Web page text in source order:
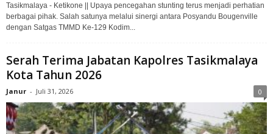
Tasikmalaya - Ketikone || Upaya pencegahan stunting terus menjadi perhatian
berbagai pihak. Salah satunya melalui sinergi antara Posyandu Bougenville
dengan Satgas TMMD Ke-129 Kodim...
Serah Terima Jabatan Kapolres Tasikmalaya
Kota Tahun 2026
Janur - Juli 31, 2026 0